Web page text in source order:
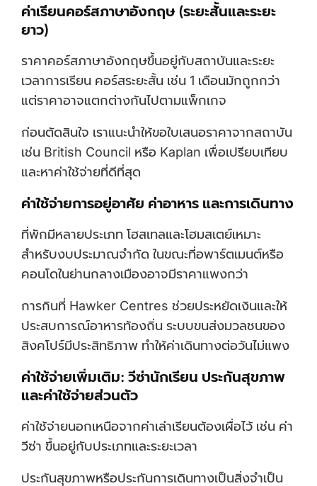
ค่าเรียนคอร์สภาษาอังกฤษ (ระยะสั้นและระยะ
ยาว)
ราคาคอร์สภาษาอังกฤษขึ้นอยู่กับสถาบันและระยะ
เวลาการเรียน คอร์สระยะสั้น เช่น 1 เดือนมักถูกกว่า
แต่ราคาอาจแตกต่างกันไปตามแพ็กเกจ
ก่อนตัดสินใจ เราแนะนำให้ขอใบเสนอราคาจากสถาบัน
เช่น British Council หรือ Kaplan เพื่อเปรียบเทียบ
และหาค่าใช้จ่ายที่ดีที่สุด
ค่าใช้จ่ายการอยู่อาศัย ค่าอาหาร และการเดินทาง
ที่พักมีหลายประเภท โฮสเทลและโฮมสเตย์เหมาะ
สำหรับงบประมาณจำกัด ในขณะที่อพาร์ตเมนต์หรือ
คอนโดในย่านกลางเมืองอาจมีราคาแพงกว่า
การกินที่ Hawker Centres ช่วยประหยัดเงินและให้
ประสบการณ์อาหารท้องถิ่น ระบบขนส่งมวลชนของ
สิงคโปร์มีประสิทธิภาพ ทำให้ค่าเดินทางต่อวันไม่แพง
ค่าใช้จ่ายเพิ่มเติม: วีซ่านักเรียน ประกันสุขภาพ
และค่าใช้จ่ายส่วนตัว
ค่าใช้จ่ายนอกเหนือจากค่าเล่าเรียนต้องเผื่อไว้ เช่น ค่า
วีซ่า ขึ้นอยู่กับประเภทและระยะเวลา
ประกันสุขภาพหรือประกันการเดินทางเป็นสิ่งจำเป็น